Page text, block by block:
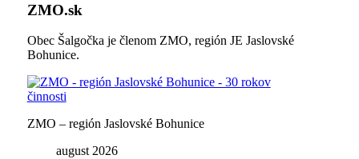
ZMO.sk
Obec Šalgočka je členom ZMO, región JE Jaslovské
Bohunice.
ZMO – región Jaslovské Bohunice
august 2026